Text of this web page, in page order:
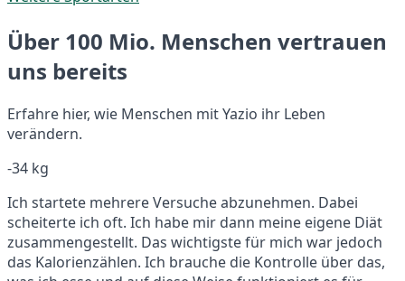
Über 100 Mio. Menschen vertrauen
uns bereits
Erfahre hier, wie Menschen mit Yazio ihr Leben
verändern.
-34 kg
Ich startete mehrere Versuche abzunehmen. Dabei
scheiterte ich oft. Ich habe mir dann meine eigene Diät
zusammengestellt. Das wichtigste für mich war jedoch
das Kalorienzählen. Ich brauche die Kontrolle über das,